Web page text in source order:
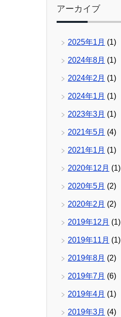
アーカイブ
2025年1月 (1)
2024年8月 (1)
2024年2月 (1)
2024年1月 (1)
2023年3月 (1)
2021年5月 (4)
2021年1月 (1)
2020年12月 (1)
2020年5月 (2)
2020年2月 (2)
2019年12月 (1)
2019年11月 (1)
2019年8月 (2)
2019年7月 (6)
2019年4月 (1)
2019年3月 (4)